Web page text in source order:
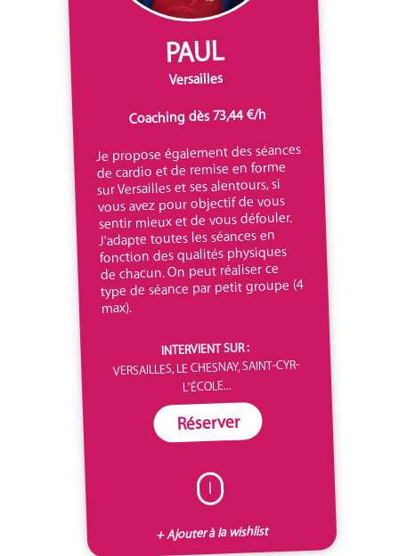
PAUL
Versailles
Coaching dès 73,44 €/h
Je propose également des séances
de cardio et de remise en forme
sur Versailles et ses alentours, si
vous avez pour objectif de vous
sentir mieux et de vous défouler.
J'adapte toutes les séances en
fonction des qualités physiques
de chacun. On peut réaliser ce
type de séance par petit groupe (4
max).
INTERVIENT SUR :
VERSAILLES, LE CHESNAY, SAINT-CYR-
L'ÉCOLE...
Réserver
I
+ Ajouter à la wishlist